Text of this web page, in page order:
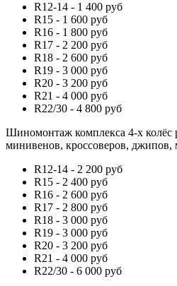
R12-14 - 1 400 руб
R15 - 1 600 руб
R16 - 1 800 руб
R17 - 2 200 руб
R18 - 2 600 руб
R19 - 3 000 руб
R20 - 3 200 руб
R21 - 4 000 руб
R22/30 - 4 800 руб
Шиномонтаж комплекса 4-х колёс
минивенов, кроссоверов, джипов,
R12-14 - 2 200 руб
R15 - 2 400 руб
R16 - 2 600 руб
R17 - 2 800 руб
R18 - 3 000 руб
R19 - 3 000 руб
R20 - 3 200 руб
R21 - 4 000 руб
R22/30 - 6 000 руб